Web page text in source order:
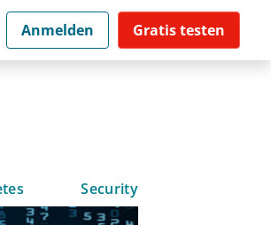
Anmelden Gratis testen
Security